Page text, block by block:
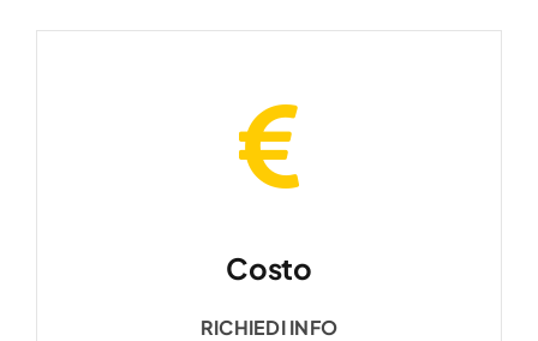
Costo
RICHIEDI INFO